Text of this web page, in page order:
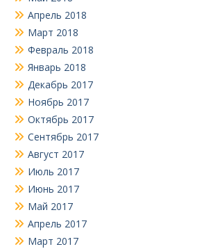
Апрель 2018
Март 2018
Февраль 2018
Январь 2018
Декабрь 2017
Ноябрь 2017
Октябрь 2017
Сентябрь 2017
Август 2017
Июль 2017
Июнь 2017
Май 2017
Апрель 2017
Март 2017